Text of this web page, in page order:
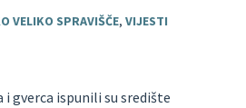
VELIKO SPRAVIŠČE, VIJESTI
gverca ispunili su središte